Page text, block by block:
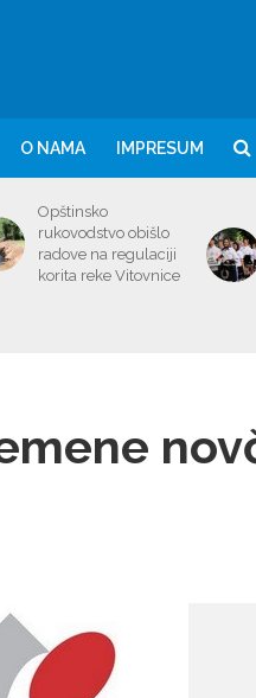
O NAMA IMPRESUM
Opštinsko
rukovodstvo obišlo
radove na regulaciji
korita reke Vitovnice